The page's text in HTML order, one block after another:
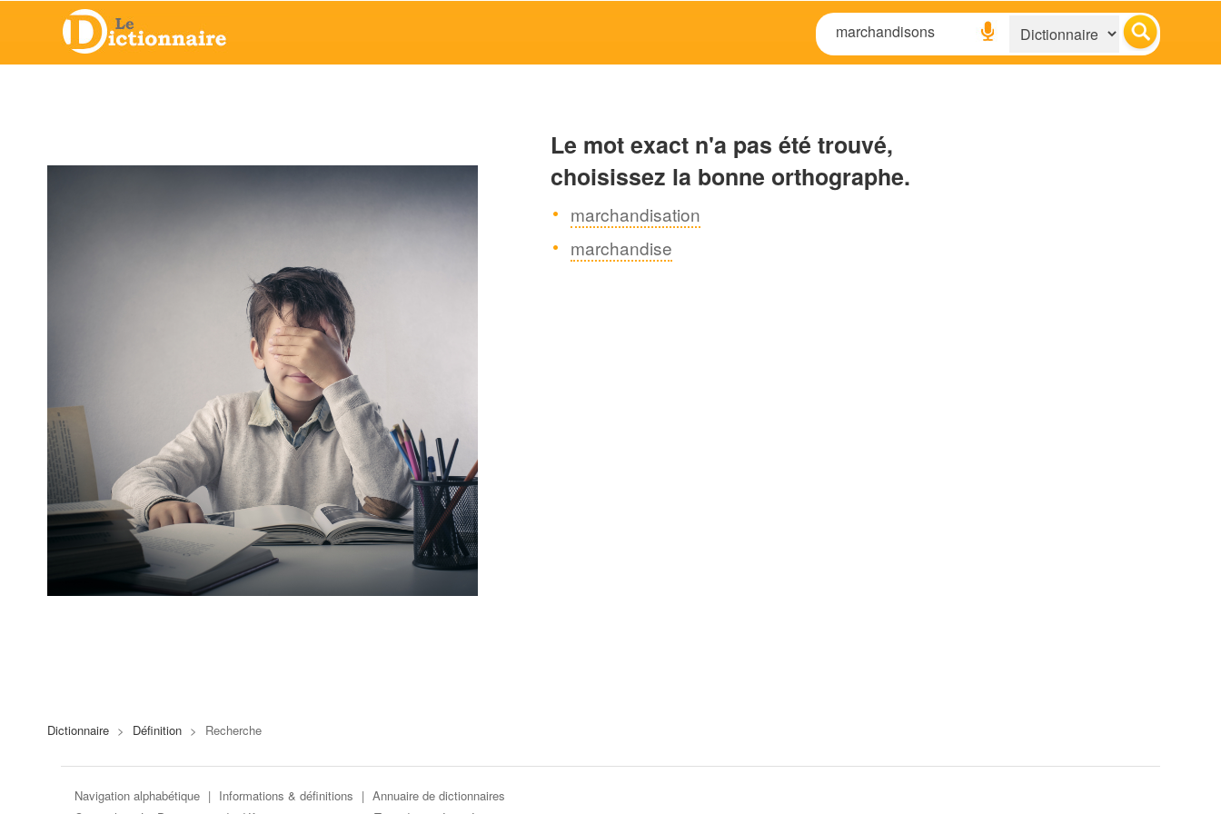
Le mot exact n'a pas été trouvé,
choisissez la bonne orthographe.
marchandisation
marchandise
Dictionnaire > Définition > Recherche
Navigation alphabétique | Informations & définitions | Annuaire de dictionnaires